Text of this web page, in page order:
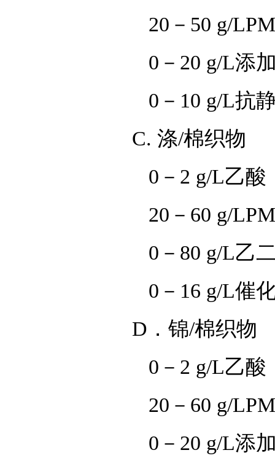
20－50 g/LPM-
0－20 g/L添加
0－10 g/L抗静
C. 涤/棉织物
0－2 g/L乙酸（
20－60 g/LPM-
0－80 g/L乙二醛/
0－16 g/L催化
D．锦/棉织物
0－2 g/L乙酸（
20－60 g/LPM-
0－20 g/L添加